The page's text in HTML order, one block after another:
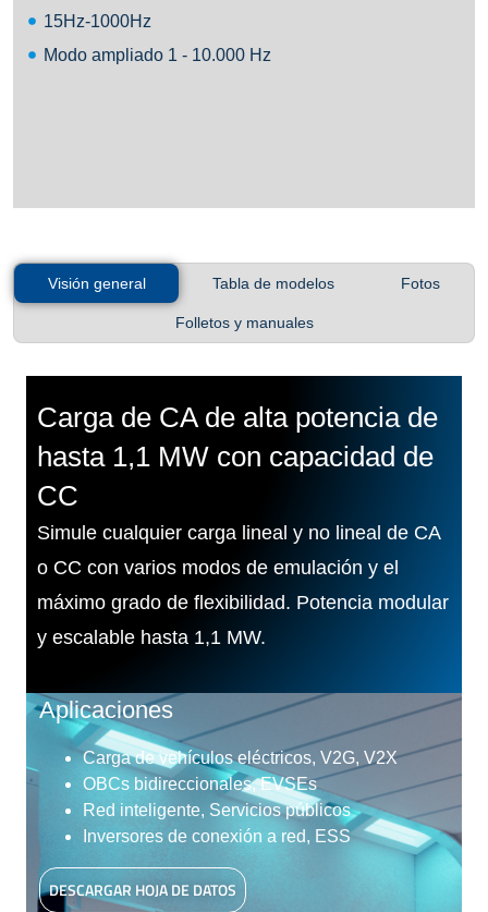
15Hz-1000Hz
Modo ampliado 1 - 10.000 Hz
Visión general Tabla de modelos Fotos
Folletos y manuales
Carga de CA de alta potencia de
hasta 1,1 MW con capacidad de
CC
Simule cualquier carga lineal y no lineal de CA
o CC con varios modos de emulación y el
máximo grado de flexibilidad. Potencia modular
y escalable hasta 1,1 MW.
Aplicaciones
Carga de vehículos eléctricos, V2G, V2X
OBCs bidireccionales, EVSEs
Red inteligente, Servicios públicos
Inversores de conexión a red, ESS
DESCARGAR HOJA DE DATOS